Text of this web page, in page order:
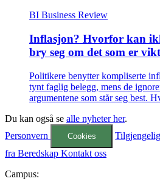
BI Business Review
Inflasjon? Hvorfor kan
bry seg om det som er
Politikere benytter kompliserte
tynt faglig belegg, mens de
argumentene som står seg best.
Du kan også se alle nyheter her.
Personvern
Cookies
fra Beredskap Kontakt oss
Campus: